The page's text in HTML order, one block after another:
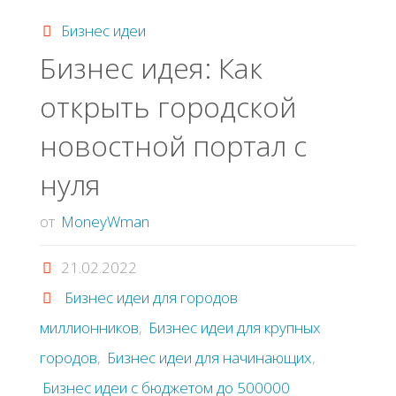
кaфe"
Бизнес идеи
Бизнес идея: Как
открыть городской
новостной портал с
нуля
от MoneyWman
21.02.2022
Бизнес идеи для городов
миллионников, Бизнес идеи для крупных
городов, Бизнес идеи для начинающих,
Бизнес идеи с бюджетом до 500000